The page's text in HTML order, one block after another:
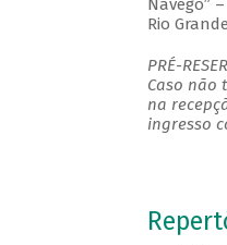
Navego”
Rio
PRÉ-
Caso não
na
ingresso